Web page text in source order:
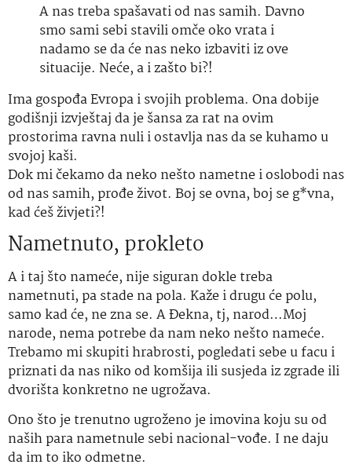
A nas treba spašavati od nas samih. Davno
smo sami sebi stavili omče oko vrata i
nadamo se da će nas neko izbaviti iz ove
situacije. Neće, a i zašto bi?!
Ima gospođa Evropa i svojih problema. Ona dobije
godišnji izvještaj da je šansa za rat na ovim
prostorima ravna nuli i ostavlja nas da se kuhamo u
svojoj kaši.
Dok mi čekamo da neko nešto nametne i oslobodi nas
od nas samih, prođe život. Boj se ovna, boj se g*vna,
kad ćeš živjeti?!
Nametnuto, prokleto
A i taj što nameće, nije siguran dokle treba
nametnuti, pa stade na pola. Kaže i drugu će polu,
samo kad će, ne zna se. A Đekna, tj, narod…Moj
narode, nema potrebe da nam neko nešto nameće.
Trebamo mi skupiti hrabrosti, pogledati sebe u facu i
priznati da nas niko od komšija ili susjeda iz zgrade ili
dvorišta konkretno ne ugrožava.
Ono što je trenutno ugroženo je imovina koju su od
naših para nametnule sebi nacional-vođe. I ne daju
da im to iko odmetne.